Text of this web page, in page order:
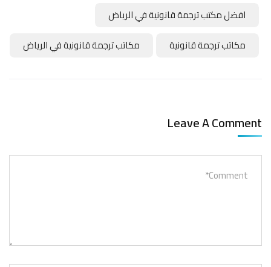
افضل مكتب ترجمة قانونية في الرياض
مكاتب ترجمة قانونية
مكاتب ترجمة قانونية في الرياض
Leave A Comment